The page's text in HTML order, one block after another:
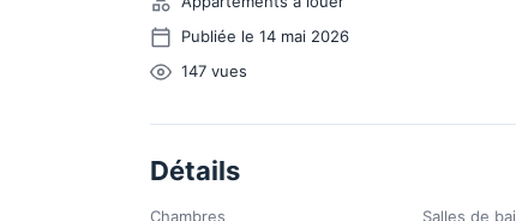
Publiée le 14 mai 2026
147vues
Détails
Chambres Salles de